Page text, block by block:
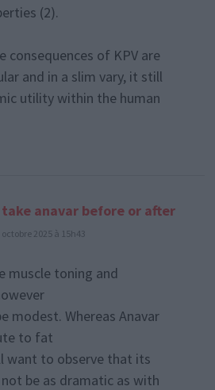
(2).
consequences of KPV are
and in a slim vary, it still
utility within the human
anavar before or after
octobre 2025 à 15h43
muscle toning and
modest. Whereas Anavar
to fat
want to observe that its
be as dramatic as with